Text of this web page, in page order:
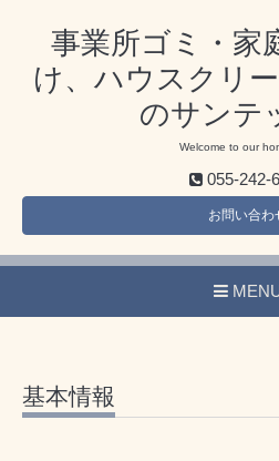
事業所ゴミ・家
け、ハウスクリ
のサンテ
Welcome to our
055-242-
お問い合わ
基本情報